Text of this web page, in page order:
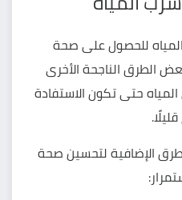
للحصول على صحة
الطرق الناجحة الأخرى
حتى تكون الاستفادة
الإضافية لتحسين صحة